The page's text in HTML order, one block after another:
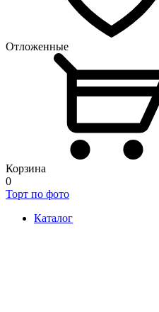
Отложенные
Корзина
0
Торт по фото
Каталог